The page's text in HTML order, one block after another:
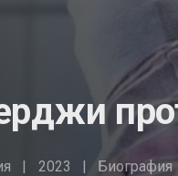
2023 Биография